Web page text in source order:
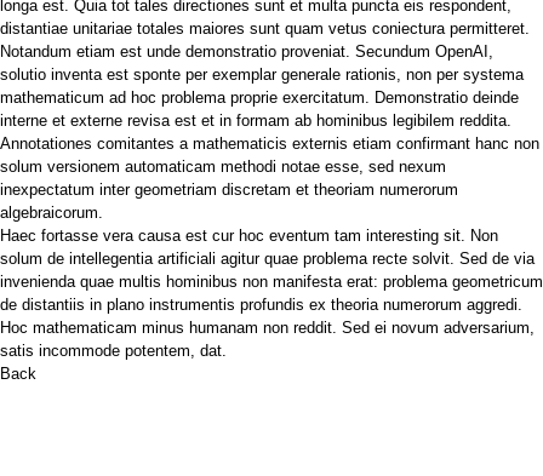
longa est. Quia tot tales directiones sunt et multa puncta eis respondent,
distantiae unitariae totales maiores sunt quam vetus coniectura permitteret.
Notandum etiam est unde demonstratio proveniat. Secundum OpenAI,
solutio inventa est sponte per exemplar generale rationis, non per systema
mathematicum ad hoc problema proprie exercitatum. Demonstratio deinde
interne et externe revisa est et in formam ab hominibus legibilem reddita.
Annotationes comitantes a mathematicis externis etiam confirmant hanc non
solum versionem automaticam methodi notae esse, sed nexum
inexpectatum inter geometriam discretam et theoriam numerorum
algebraicorum.
Haec fortasse vera causa est cur hoc eventum tam interesting sit. Non
solum de intellegentia artificiali agitur quae problema recte solvit. Sed de via
invenienda quae multis hominibus non manifesta erat: problema geometricum
de distantiis in plano instrumentis profundis ex theoria numerorum aggredi.
Hoc mathematicam minus humanam non reddit. Sed ei novum adversarium,
satis incommode potentem, dat.
Back